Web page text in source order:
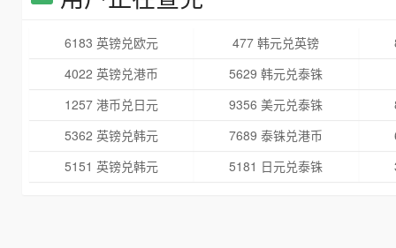
6183 英镑兑欧元 477 韩元兑英镑
4022 英镑兑港币
5629 韩元兑泰铢
1257 港币兑日元
9356 美元兑泰铢
5362 英镑兑韩元
7689 泰铢兑港币
5151 英镑兑韩元
5181 日元兑泰铢